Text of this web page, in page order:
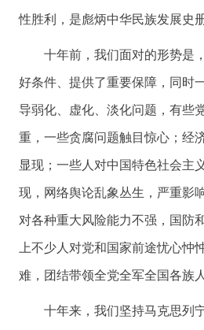
性胜利，是彪炳中华民族发展史
十年前，我们面对的形势是
好条件、提供了重要保障，同时
导弱化、虚化、淡化问题，有些
重，一些贪腐问题触目惊心；经
显现；一些人对中国特色社会主
现，网络舆论乱象丛生，严重影
对各种重大风险能力不强，国防
上不少人对党和国家前途忧心
难，团结带领全党全军全国各族
十年来，我们坚持马克思列